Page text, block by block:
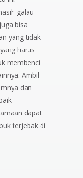
galau
bisa
yang tidak
harus
membenci
Ambil
dan
dapat
terjebak di